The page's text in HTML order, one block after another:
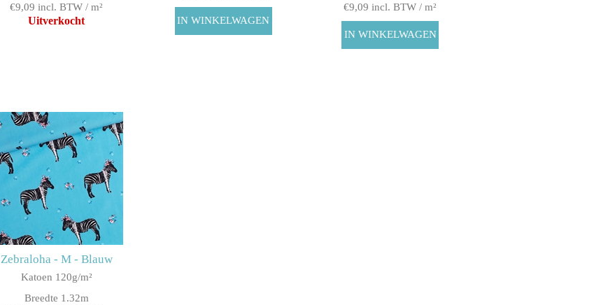
€9,09 incl. BTW / m²
Uitverkocht
€9,09 incl. BTW / m²
Zebraloha - M - Blauw
Katoen 120g/m²
Breedte 1.32m